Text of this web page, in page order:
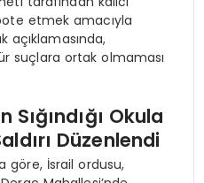
etmek amacıyla
açıklamasında,
suçlara ortak olmaması
Okula
Düzenlendi
göre, İsrail ordusu,